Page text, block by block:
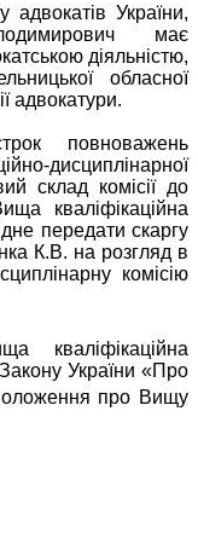
адвокатів України,
має
діяльністю,
обласної
адвокатури.
повноважень
дисциплінарної
склад комісії до
кваліфікаційна
передати скаргу
К.В. на розгляд в
комісію
кваліфікаційна
України «Про
про Вищу